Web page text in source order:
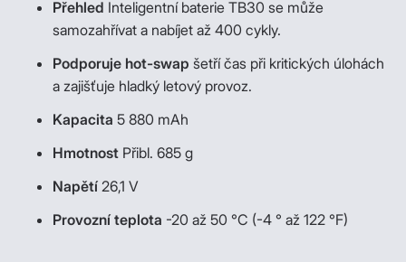
Přehled Inteligentní baterie TB30 se může
samozahřívat a nabíjet až 400 cykly.
Podporuje hot-swap šetří čas při kritických úlohách
a zajišťuje hladký letový provoz.
Kapacita 5 880 mAh
Hmotnost Přibl. 685 g
Napětí 26,1 V
Provozní teplota -20 až 50 °C (-4 ° až 122 °F)